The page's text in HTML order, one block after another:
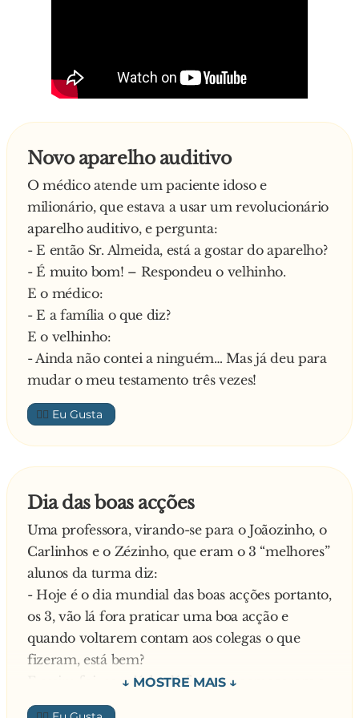
Novo aparelho auditivo
O médico atende um paciente idoso e
milionário, que estava a usar um revolucionário
aparelho auditivo, e pergunta:
- E então Sr. Almeida, está a gostar do aparelho?
- É muito bom! – Respondeu o velhinho.
E o médico:
- E a família o que diz?
E o velhinho:
- Ainda não contei a ninguém… Mas já deu para
mudar o meu testamento três vezes!
👍🏼
Dia das boas acções
Uma professora, virando-se para o Joãozinho, o
Carlinhos e o Zézinho, que eram o 3 “melhores”
alunos da turma diz:
- Hoje é o dia mundial das boas acções portanto,
os 3, vão lá fora praticar uma boa acção e
quando voltarem contam aos colegas o que
fizeram, está bem?
E assim foi, os miúdos lá foram e começaram a
chegar às prestações. O primeiro foi o